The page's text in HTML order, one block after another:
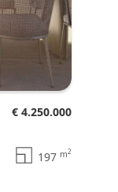
€ 4.250.000
197 m2